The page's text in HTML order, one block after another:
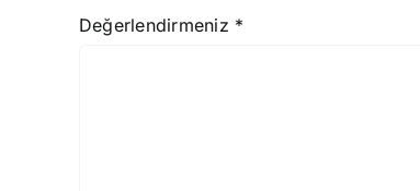
Değerlendirmeniz *